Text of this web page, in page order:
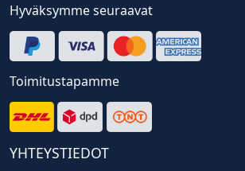
Hyväksymme seuraavat
Toimitustapamme
YHTEYSTIEDOT